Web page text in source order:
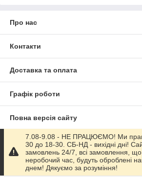
Про нас
Контакти
Доставка та оплата
Графік роботи
Повна версія сайту
Сайт створено на маркетплейсі
Політика конфіденційності
7.08-9.08 - НЕ ПРАЦЮЄМО! Ми
30 до 18-30. СБ-НД - вихідні дні!
замовлень 24/7, всі замовлення,
неробочий час, будуть оброблені
днем! Дякуємо за розуміння!